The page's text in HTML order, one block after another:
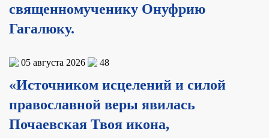
священномученику Онуфрию
Гагалюку.
05 августа 2026 48
«Источником исцелений и силой
православной веры явилась
Почаевская Твоя икона,